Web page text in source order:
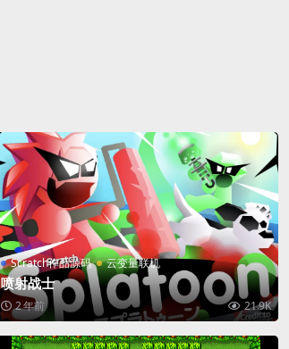
Scratch作品源码 云变量联机
喷射战士
2 年前 21.9K